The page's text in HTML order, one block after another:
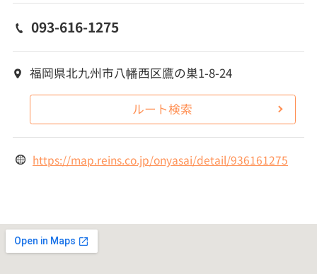
093-616-1275
福岡県北九州市八幡西区鷹の巣1-8-24
ルート検索
https://map.reins.co.jp/onyasai/detail/936161275